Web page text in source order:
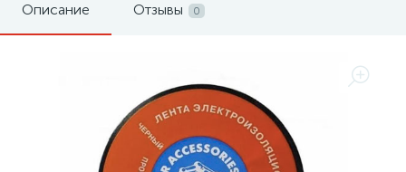
Описание Отзывы 0